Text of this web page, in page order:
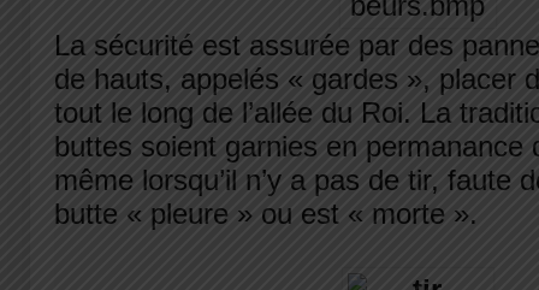
La sécurité est assurée par des
de hauts, appelés « gardes », placer
tout le long de l’allée du Roi. La
buttes soient garnies en permanance
même lorsqu’il n’y a pas de tir, faute
butte « pleure » ou est « morte ».